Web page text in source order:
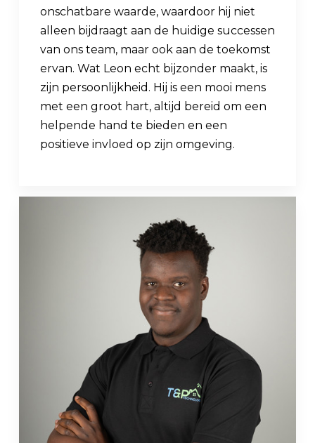
onschatbare waarde, waardoor hij niet
alleen bijdraagt aan de huidige successen
van ons team, maar ook aan de toekomst
ervan. Wat Leon echt bijzonder maakt, is
zijn persoonlijkheid. Hij is een mooi mens
met een groot hart, altijd bereid om een
helpende hand te bieden en een
positieve invloed op zijn omgeving.